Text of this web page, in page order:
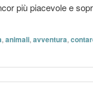
più piacevole e
, animali, avventura,